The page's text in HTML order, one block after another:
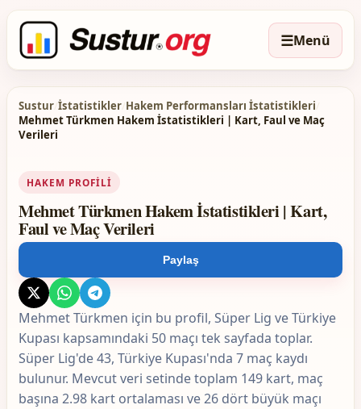
☰Menü
Sustur/İstatistikler/Hakem Performansları İstatistikleri/
Mehmet Türkmen Hakem İstatistikleri | Kart, Faul ve Maç
Verileri
HAKEM PROFILI
Mehmet Türkmen Hakem İstatistikleri | Kart,
Faul ve Maç Verileri
Paylaş
Mehmet Türkmen için bu profil, Süper Lig ve Türkiye
Kupası kapsamındaki 50 maçı tek sayfada toplar.
Süper Lig'de 43, Türkiye Kupası'nda 7 maç kaydı
bulunur. Mevcut veri setinde toplam 149 kart, maç
başına 2.98 kart ortalaması ve 26 dört büyük maçı